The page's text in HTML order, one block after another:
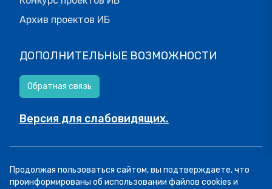
Архив проектов ИБ
ДОПОЛНИТЕЛЬНЫЕ ВОЗМОЖНОСТИ
Обратная связь
Версия для слабовидящих.
Все права защищены.Пользовательское соглашение
Продолжая пользоваться сайтом, вы подтверждаете, что
проинформированы об использовании файлов cookies и